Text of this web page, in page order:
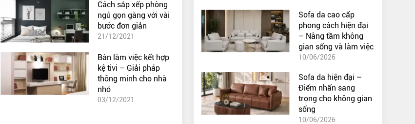
Cách sắp xếp phòng
ngủ gọn gàng với vài
bước đơn giản
21/12/2021
Bàn làm việc kết hợp
kệ tivi – Giải pháp
thông minh cho nhà
nhỏ
03/12/2021
Sofa da cao cấp
phong cách hiện đại
– Nâng tầm không
gian sống và làm việc
10/06/2026
Sofa da hiện đại –
Điểm nhấn sang
trọng cho không gian
sống
10/06/2026